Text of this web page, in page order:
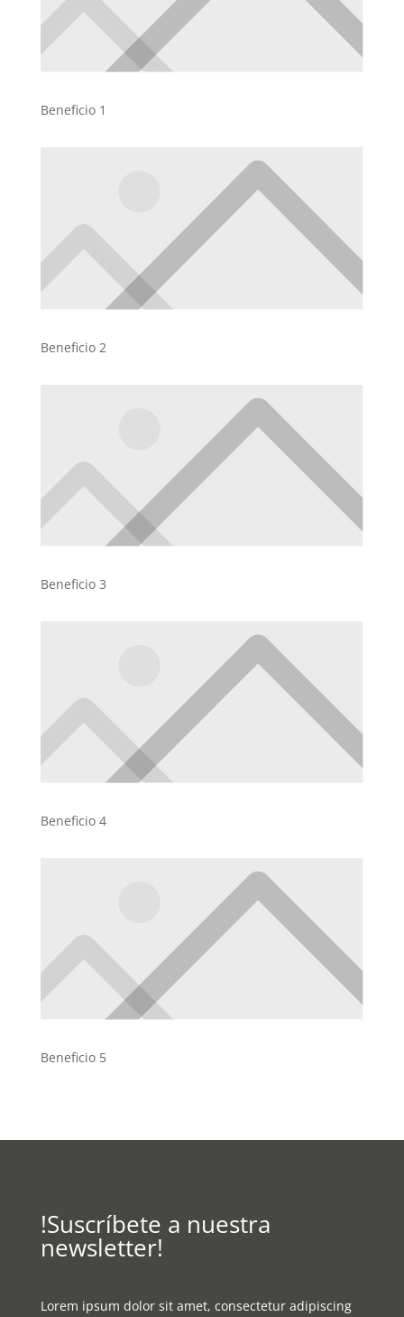
Beneficio 1
Beneficio 2
Beneficio 3
Beneficio 4
Beneficio 5
!Suscríbete a nuestra
newsletter!
Lorem ipsum dolor sit amet, consectetur adipiscing